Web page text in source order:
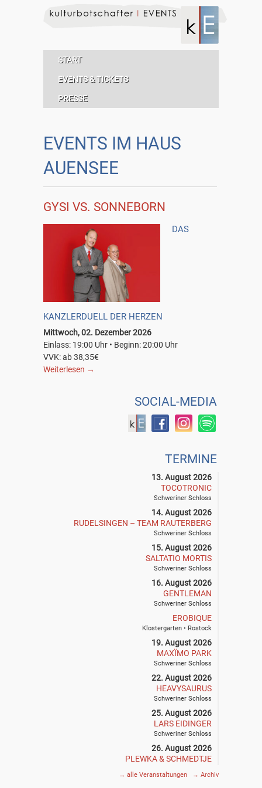
START
EVENTS & TICKETS
PRESSE
EVENTS IM HAUS
AUENSEE
GYSI VS. SONNEBORN
DAS
KANZLERDUELL DER HERZEN
Mittwoch, 02. Dezember 2026
Einlass: 19:00 Uhr • Beginn: 20:00 Uhr
VVK: ab 38,35€
Weiterlesen →
SOCIAL-MEDIA
TERMINE
13. August 2026
TOCOTRONIC
Schweriner Schloss
14. August 2026
RUDELSINGEN – TEAM RAUTERBERG
Schweriner Schloss
15. August 2026
SALTATIO MORTIS
Schweriner Schloss
16. August 2026
GENTLEMAN
Schweriner Schloss
EROBIQUE
Klostergarten • Rostock
19. August 2026
MAXÏMO PARK
Schweriner Schloss
22. August 2026
HEAVYSAURUS
Schweriner Schloss
25. August 2026
LARS EIDINGER
Schweriner Schloss
26. August 2026
PLEWKA & SCHMEDTJE
→ alle Veranstaltungen → Archiv